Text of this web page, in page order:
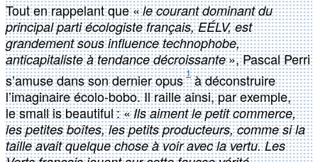
Tout en rappelant que «le courant dominant du
principal parti écologiste français, EÉLV, est
grandement sous influence technophobe,
anticapitaliste à tendance décroissante», Pascal Perri
s’amuse dans son dernier opus1à déconstruire
l’imaginaire écolo-bobo. Il raille ainsi, par exemple,
le small is beautiful : «Ils aiment le petit commerce,
les petites boîtes, les petits producteurs, comme si la
taille avait quelque chose à voir avec la vertu. Les